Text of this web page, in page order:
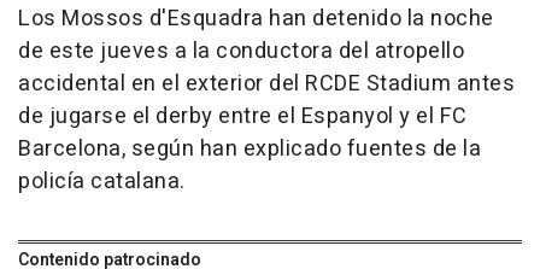
Los Mossos d'Esquadra han detenido la noche
de este jueves a la conductora del atropello
accidental en el exterior del RCDE Stadium antes
de jugarse el derby entre el Espanyol y el FC
Barcelona, según han explicado fuentes de la
policía catalana.
Contenido patrocinado